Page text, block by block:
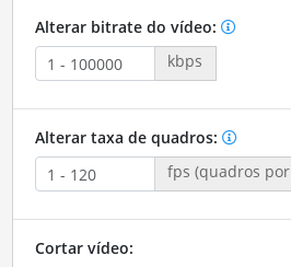
Alterar bitrate do vídeo:
kbps
Alterar taxa de quadros:
fps (quadros
Cortar vídeo: